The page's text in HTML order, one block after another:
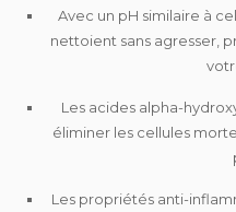
Avec un pH similaire à
nettoient sans agresser,
Les acides alpha-
éliminer les cellules
Les propriétés anti-